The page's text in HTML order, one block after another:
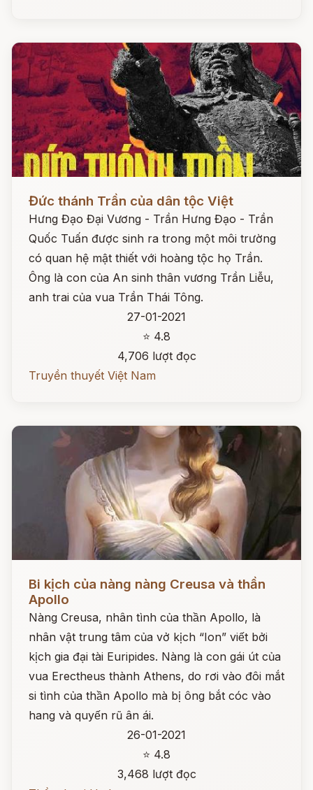
Đức thánh Trần của dân tộc Việt
Hưng Đạo Đại Vương - Trần Hưng Đạo - Trần
Quốc Tuấn được sinh ra trong một môi trường
có quan hệ mật thiết với hoàng tộc họ Trần.
Ông là con của An sinh thân vương Trần Liễu,
anh trai của vua Trần Thái Tông.
27-01-2021
⭐ 4.8
4,706 lượt đọc
Truyền thuyết Việt Nam
Bi kịch của nàng nàng Creusa và thần
Apollo
Nàng Creusa, nhân tình của thần Apollo, là
nhân vật trung tâm của vở kịch “Ion” viết bởi
kịch gia đại tài Euripides. Nàng là con gái út của
vua Erectheus thành Athens, do rơi vào đôi mắt
si tình của thần Apollo mà bị ông bắt cóc vào
hang và quyến rũ ân ái.
26-01-2021
⭐ 4.8
3,468 lượt đọc